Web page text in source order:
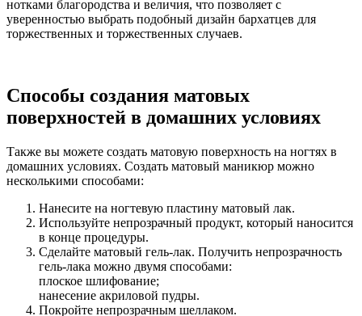
нотками благородства и величия, что позволяет с
уверенностью выбрать подобный дизайн бархатцев для
торжественных и торжественных случаев.
Способы создания матовых
поверхностей в домашних условиях
Также вы можете создать матовую поверхность на ногтях в
домашних условиях. Создать матовый маникюр можно
несколькими способами:
Нанесите на ногтевую пластину матовый лак.
Используйте непрозрачный продукт, который наносится
в конце процедуры.
Сделайте матовый гель-лак. Получить непрозрачность
гель-лака можно двумя способами:
плоское шлифование;
нанесение акриловой пудры.
Покройте непрозрачным шеллаком.